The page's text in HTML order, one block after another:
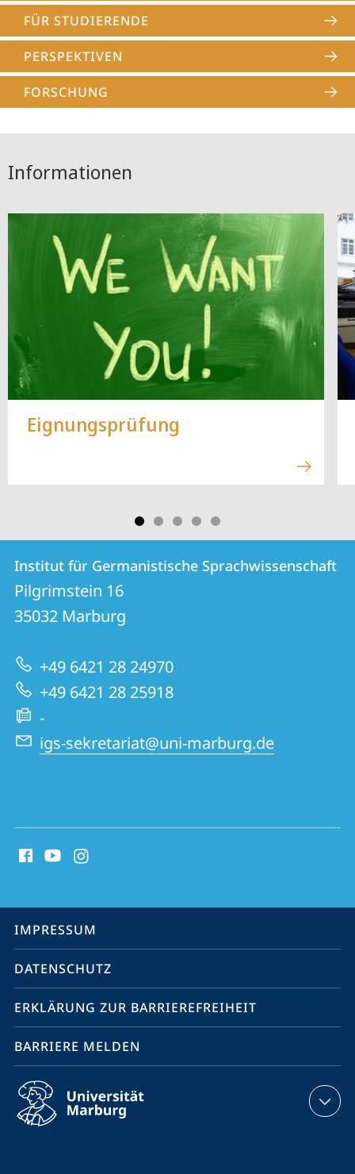
FÜR STUDIERENDE
PERSPEKTIVEN
FORSCHUNG
Informationen
Eignungsprüfung
Kontakt
und
Informationen
zur
Website
Kontaktinformationen
Institut
für
Germanistische
Sprachwissenschaft
Institut für Germanistische Sprachwissenschaft
Pilgrimstein 16
35032 Marburg
+49 6421 28 24970
+49 6421 28 25918
-
igs-sekretariat@uni-marburg.de
Media
Service-
Navigation
IMPRESSUM
DATENSCHUTZ
ERKLÄRUNG ZUR BARRIEREFREIHEIT
BARRIERE MELDEN